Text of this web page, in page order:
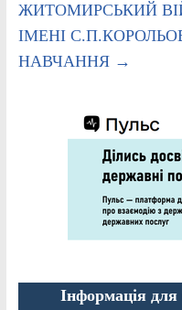
ЖИТОМИРСЬКИЙ
ІМЕНІ
НАВЧАННЯ →
Інформація